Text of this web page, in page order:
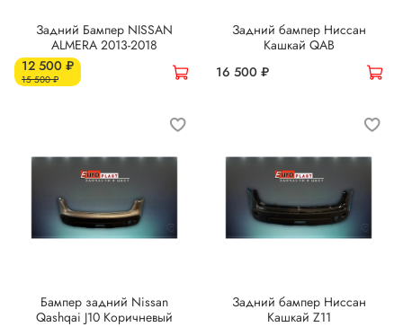
Задний Бампер NISSAN
ALMERA 2013-2018
12 500 ₽
15 500 ₽
Задний бампер Ниссан
Кашкай QAB
16 500 ₽
Бампер задний Nissan
Qashqai J10 Коричневый
Задний бампер Ниссан
Кашкай Z11